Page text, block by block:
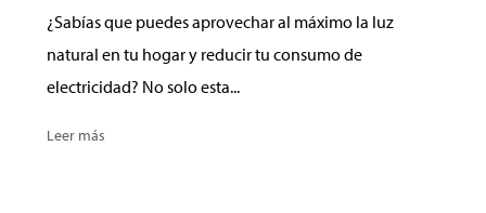
¿Sabías que puedes aprovechar al máximo la luz
natural en tu hogar y reducir tu consumo de
electricidad? No solo esta...
Leer más